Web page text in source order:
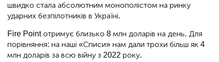
швидко стала абсолютним монополістом на ринку
ударних безпілотників в Україні.
Fire Point отримує близько 8 млн доларів на день. Для
порівняння: на наші «Списи» нам дали трохи більш як 4
млн доларів за всю війну з 2022 року.